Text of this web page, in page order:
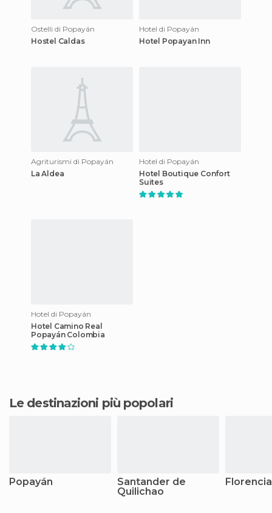
Ostelli di Popayán
Hostel Caldas
Hotel di Popayán
Hotel Popayan Inn
Agriturismi di Popayán
La Aldea
Hotel di Popayán
Hotel Boutique Confort
Suites
Hotel di Popayán
Hotel Camino Real
Popayán Colombia
Le destinazioni più popolari
Popayán
Santander de
Quilichao
Florencia